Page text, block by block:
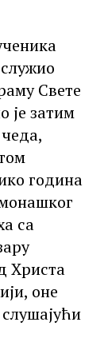
Свете
је затим
година
са
Христа
оне